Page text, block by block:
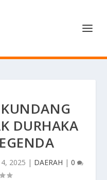
DURHAKA
2025 | DAERAH | 0